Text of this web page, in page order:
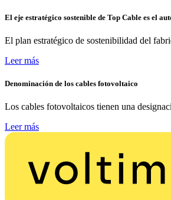
El eje estratégico sostenible de Top Cable es el
El plan estratégico de sostenibilidad del
Leer más
Denominación de los cables fotovoltaico
Los cables fotovoltaicos tienen una
Leer más